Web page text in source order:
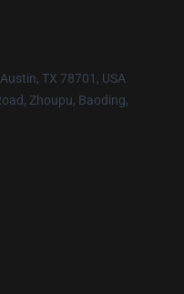
TX 78701, USA
Zhoupu, Baoding,